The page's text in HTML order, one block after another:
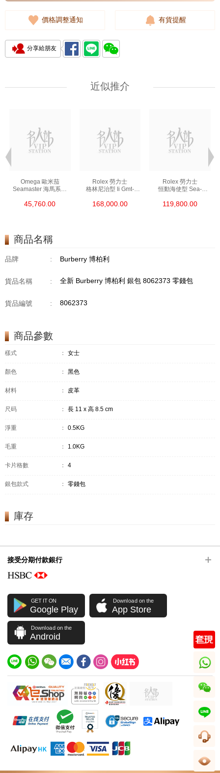
價格調整通知 有貨提醒
分享給朋友
近似推介
Omega 歐米茄
Seamaster 海馬系列
精鋼 Nekton Edition
45,760.00
Rolex 勞力士
格林尼治型 Ii Gmt-
0002 18kt玫瑰金/鋼
168,000.00
Rolex 勞力士
恒動海使型 Sea-
精鋼 單紅
119,800.00
商品名稱
品牌 : Burberry 博柏利
貨品名稱 : 全新 Burberry 博柏利 銀包 8062373 零錢包
貨品編號 : 8062373
商品參數
樣式 ： 女士
顏色 ： 黑色
材料 ： 皮革
尺码 ： 長 11 x 高 8.5 cm
淨重 ： 0.5KG
毛重 ： 1.0KG
卡片格數 ： 4
銀包款式 ： 零錢包
庫存
接受分期付款銀行
GET IT ON
Google Play
Download on the
App Store
Download on the
Android
whatsapp